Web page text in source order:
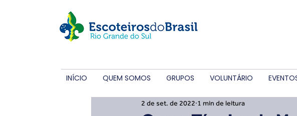
INÍCIO QUEM SOMOS GRUPOS VOLUNTÁRIO
2 de set. de 2022 1 min de leitura